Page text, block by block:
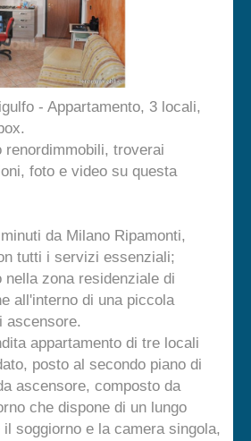
- Appartamento, 3 locali,
troverai
foto e video su questa
da Milano Ripamonti,
tutti i servizi essenziali;
nella zona residenziale di
all'interno di una piccola
ascensore.
appartamento di tre locali
posto al secondo piano di
ascensore, composto da
che dispone di un lungo
soggiorno e la camera singola,